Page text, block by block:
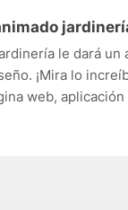
le dará un
¡Mira lo
web, aplicación